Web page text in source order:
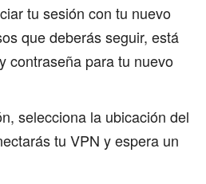
tu sesión con tu nuevo
que deberás seguir, está
contraseña para tu nuevo
selecciona la ubicación del
tu VPN y espera un